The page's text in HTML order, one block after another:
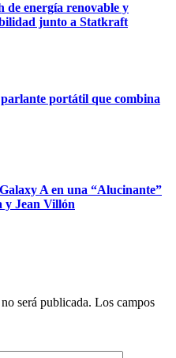
de energía renovable y
junto a Statkraft
portátil que combina
A en una “Alucinante”
y Jean Villón
será publicada. Los campos